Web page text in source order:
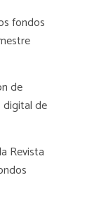
fondos
de
digital de
Revista